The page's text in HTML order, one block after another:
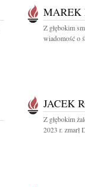
MAREK
Z głębokim
wiadomość o
JACEK
Z głębokim
2023 r. zmarł